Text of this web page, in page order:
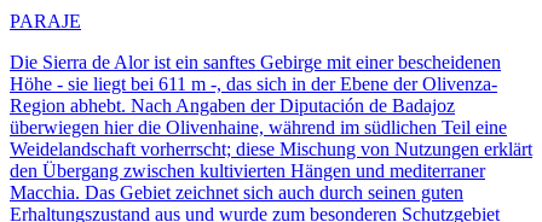
PARAJE
Die Sierra de Alor ist ein sanftes Gebirge mit einer bescheidenen
Höhe - sie liegt bei 611 m -, das sich in der Ebene der Olivenza-
Region abhebt. Nach Angaben der Diputación de Badajoz
überwiegen hier die Olivenhaine, während im südlichen Teil eine
Weidelandschaft vorherrscht; diese Mischung von Nutzungen erklärt
den Übergang zwischen kultivierten Hängen und mediterraner
Macchia. Das Gebiet zeichnet sich auch durch seinen guten
Erhaltungszustand aus und wurde zum besonderen Schutzgebiet